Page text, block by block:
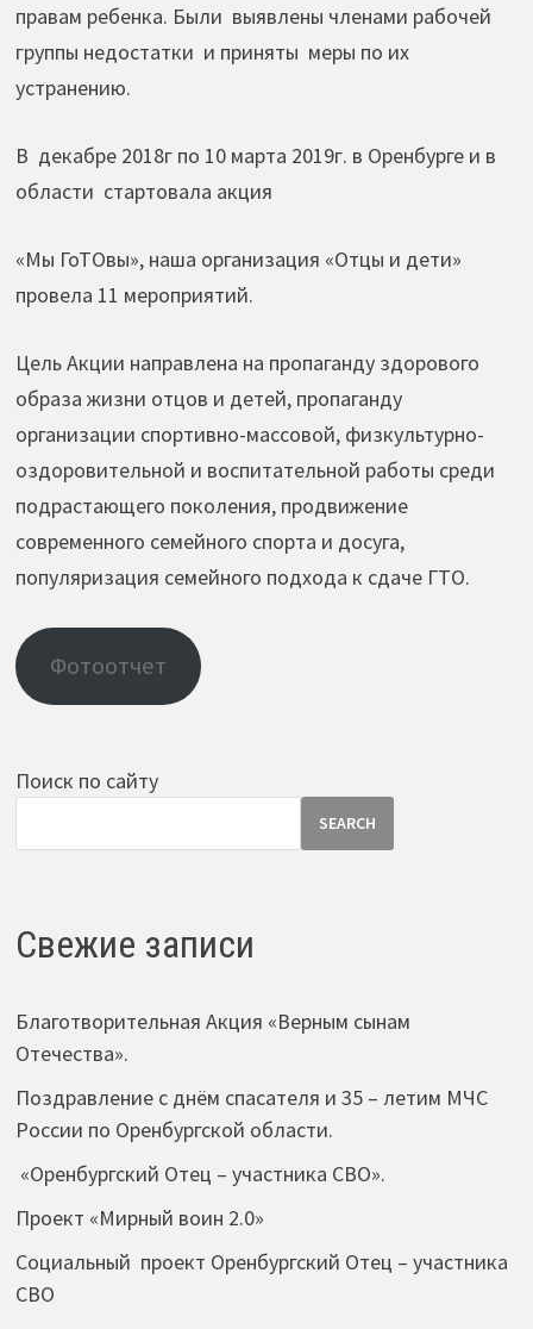
правам ребенка. Были выявлены членами рабочей
группы недостатки и приняты меры по их
устранению.
В декабре 2018г по 10 марта 2019г. в Оренбурге и в
области стартовала акция
«Мы ГоТОвы», наша организация «Отцы и дети»
провела 11 мероприятий.
Цель Акции направлена на пропаганду здорового
образа жизни отцов и детей, пропаганду
организации спортивно-массовой, физкультурно-
оздоровительной и воспитательной работы среди
подрастающего поколения, продвижение
современного семейного спорта и досуга,
популяризация семейного подхода к сдаче ГТО.
Фотоотчет
Поиск по сайту
SEARCH
Свежие записи
Благотворительная Акция «Верным сынам
Отечества».
Поздравление с днём спасателя и 35 – летим МЧС
России по Оренбургской области.
«Оренбургский Отец – участника СВО».
Проект «Мирный воин 2.0»
Социальный проект Оренбургский Отец – участника
СВО